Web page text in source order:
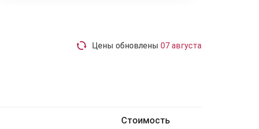
Цены обновлены 07 августа
Стоимость